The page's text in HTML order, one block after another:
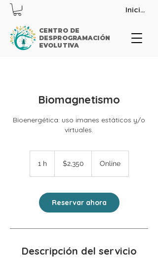
Iniciar
CENTRO DE
DESPROGRAMACIÓN
EVOLUTIVA
Biomagnetismo
Bioenergética: uso imanes estáticos y/o
virtuales.
1 h1
pesos
mexicanos
$2,350 Online
Reservar ahora
Descripción del servicio